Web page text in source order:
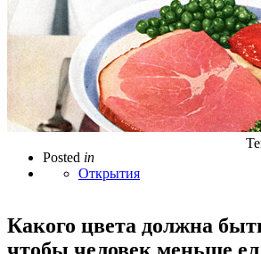
Posted in
Открытия
Какого цвета должна